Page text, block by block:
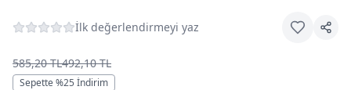
Fantazi
Büyük
Beden
İlk değerlendirmeyi yaz
585,20 TL492,10 TL
Sepette %25 İndirim